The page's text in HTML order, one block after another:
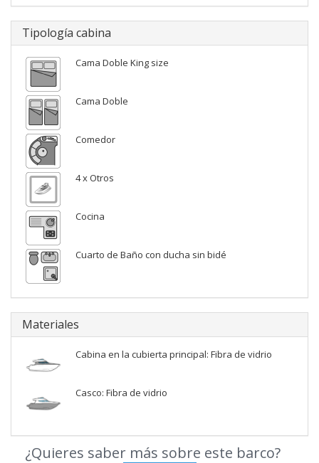
Tipología cabina
Cama Doble King size
Cama Doble
Comedor
4 x Otros
Cocina
Cuarto de Baño con ducha sin bidé
Materiales
Cabina en la cubierta principal: Fibra de vidrio
Casco: Fibra de vidrio
¿Quieres saber más sobre este barco?